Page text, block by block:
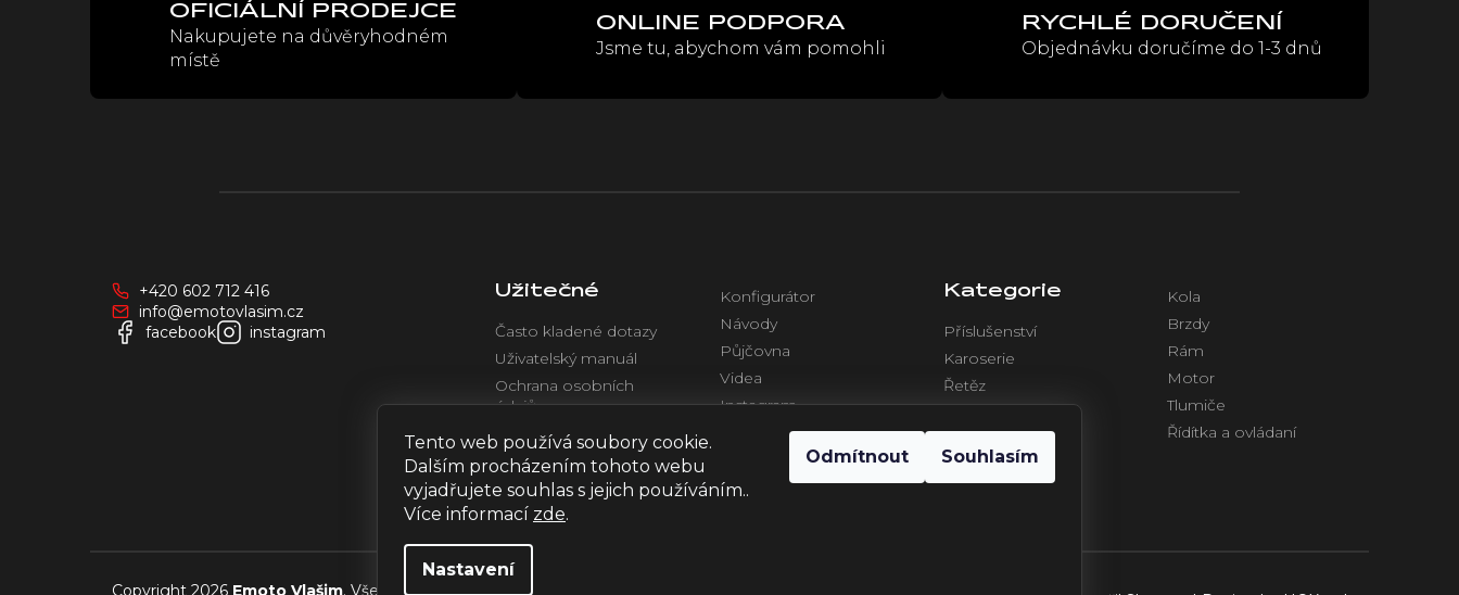
Tento web používá soubory cookie.
Dalším procházením tohoto webu
vyjadřujete souhlas s jejich používáním..
Více informací zde.
Nastavení
Odmítnout Souhlasím
k
OFICIÁLNÍ PRODEJCE
Nakupujete na důvěryhodném
místě
ONLINE PODPORA
Jsme tu, abychom vám pomohli
RYCHLÉ DORUČENÍ
Objednávku doručíme do 1-3 dnů
+420 602 712 416
info@emotovlasim.cz
facebook
instagram
Užitečné
Často kladené dotazy
Uživatelský manuál
Ochrana osobních
údajů
Obchodní podmínky
Konfigurátor
Návody
Půjčovna
Videa
Instagram
Facebook
Kategorie
Příslušenství
Karoserie
Řetěz
Kola
Brzdy
Rám
Motor
Tlumiče
Řídítka a ovládaní
Copyright 2026 Emoto Vlašim. Všechna práva